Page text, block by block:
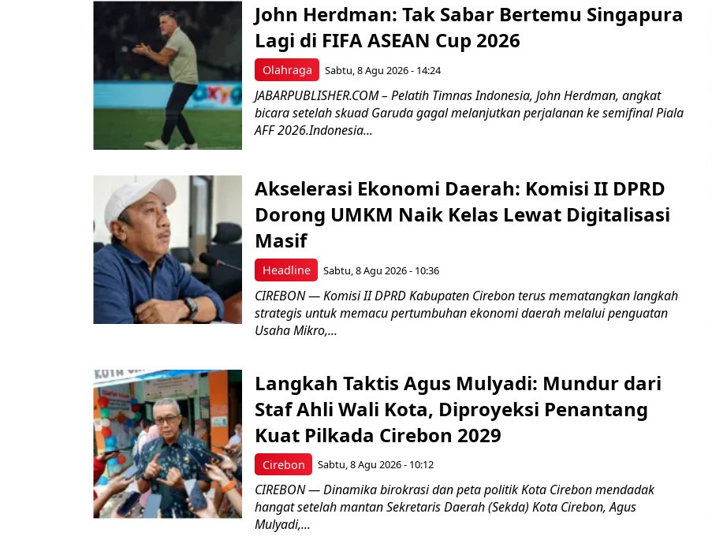
Olahraga
John Herdman: Tak Sabar Bertemu Singapura
Lagi di FIFA ASEAN Cup 2026
Sabtu, 8 Agu 2026 - 14:24
JABARPUBLISHER.COM – Pelatih Timnas Indonesia, John Herdman, angkat
bicara setelah skuad Garuda gagal melanjutkan perjalanan ke semifinal Piala
AFF 2026.Indonesia...
Headline
Akselerasi Ekonomi Daerah: Komisi II DPRD
Dorong UMKM Naik Kelas Lewat Digitalisasi
Masif
Sabtu, 8 Agu 2026 - 10:36
CIREBON — Komisi II DPRD Kabupaten Cirebon terus mematangkan langkah
strategis untuk memacu pertumbuhan ekonomi daerah melalui penguatan
Usaha Mikro,...
Cirebon
Langkah Taktis Agus Mulyadi: Mundur dari
Staf Ahli Wali Kota, Diproyeksi Penantang
Kuat Pilkada Cirebon 2029
Sabtu, 8 Agu 2026 - 10:12
CIREBON — Dinamika birokrasi dan peta politik Kota Cirebon mendadak
hangat setelah mantan Sekretaris Daerah (Sekda) Kota Cirebon, Agus
Mulyadi,...